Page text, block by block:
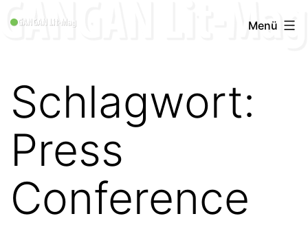
GANGAN
1996
-
2019
Menü
Schlagwort:
Press
Conference